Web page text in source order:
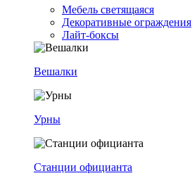
Мебель светящаяся
Декоративные ограждения
Лайт-боксы
Вешалки
Урны
Станции официанта